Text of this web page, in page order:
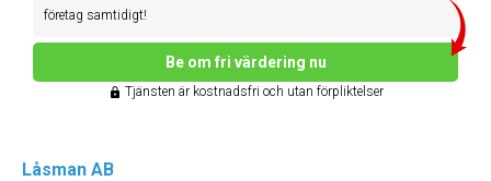
företag samtidigt!
Be om fri värdering nu
Tjänsten är kostnadsfri och utan förpliktelser
Låsman AB